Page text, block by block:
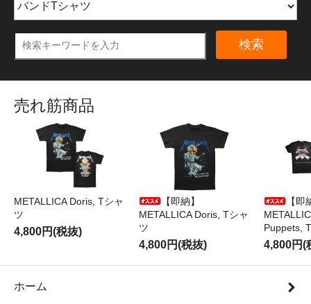
検索
売れ筋商品
METALLICA Doris, Tシャ
ツ
4,800円(税抜)
【即納】
METALLICA Doris, Tシャ
ツ
4,800円(税抜)
【即
Puppets,
4,800円(
ホーム